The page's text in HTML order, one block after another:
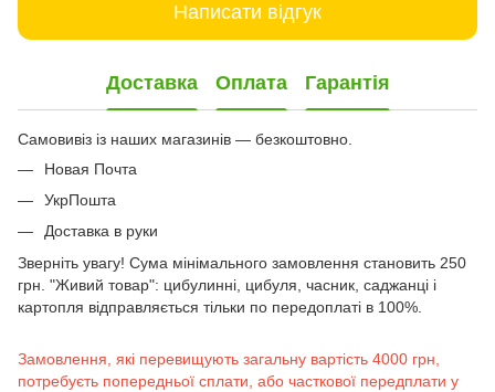
Написати відгук
Доставка Оплата Гарантія
Самовивіз із наших магазинів — безкоштовно.
Новая Почта
УкрПошта
Доставка в руки
Зверніть увагу! Сума мінімального замовлення становить 250
грн. "Живий товар": цибулинні, цибуля, часник, саджанці і
картопля відправляється тільки по передоплаті в 100%.
Замовлення, які перевищують загальну вартість 4000 грн,
потребуєть попередньої сплати, або часткової передплати у